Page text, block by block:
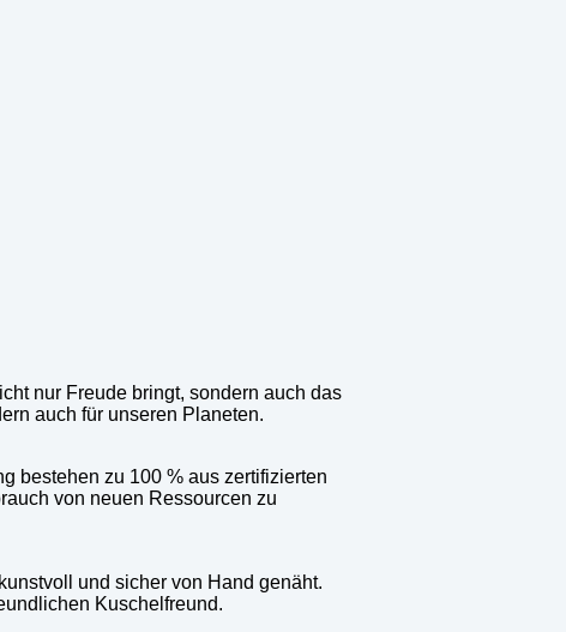
nur Freude bringt, sondern auch das
auch für unseren Planeten.
bestehen zu 100 % aus zertifizierten
von neuen Ressourcen zu
und sicher von Hand genäht.
Kuschelfreund.